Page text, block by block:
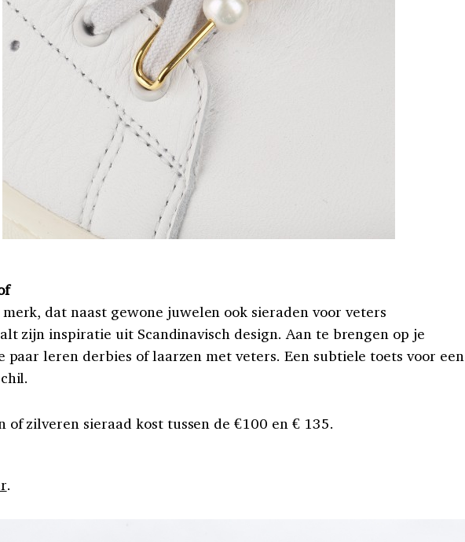
dat naast gewone juwelen ook sieraden voor veters
zijn inspiratie uit Scandinavisch design. Aan te brengen op je
paar leren derbies of laarzen met veters. Een subtiele toets voor een
of zilveren sieraad kost tussen de €100 en € 135.
.